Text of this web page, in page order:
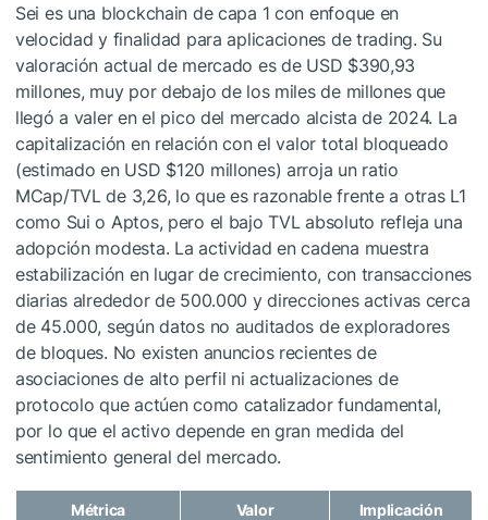
Sei es una blockchain de capa 1 con enfoque en
velocidad y finalidad para aplicaciones de trading. Su
valoración actual de mercado es de USD $390,93
millones, muy por debajo de los miles de millones que
llegó a valer en el pico del mercado alcista de 2024. La
capitalización en relación con el valor total bloqueado
(estimado en USD $120 millones) arroja un ratio
MCap/TVL de 3,26, lo que es razonable frente a otras L1
como Sui o Aptos, pero el bajo TVL absoluto refleja una
adopción modesta. La actividad en cadena muestra
estabilización en lugar de crecimiento, con transacciones
diarias alrededor de 500.000 y direcciones activas cerca
de 45.000, según datos no auditados de exploradores
de bloques. No existen anuncios recientes de
asociaciones de alto perfil ni actualizaciones de
protocolo que actúen como catalizador fundamental,
por lo que el activo depende en gran medida del
sentimiento general del mercado.
Métrica Valor Implicación